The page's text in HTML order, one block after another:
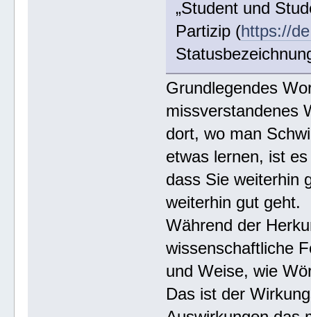
„Student und
Partizip (https://
Grundlegendes
missverstandenes
dort, wo man
etwas lernen, ist
dass Sie weiterhin
weiterhin gut geht.
Während der
wissenschaftliche
und Weise, wie
Das ist der